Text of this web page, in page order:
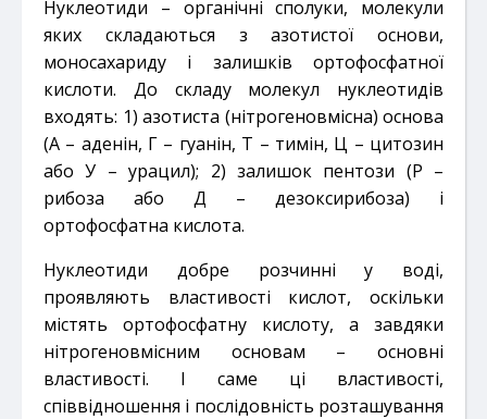
Нуклеотиди – органічні сполуки, молекули
яких складаються з азотистої основи,
моносахариду і залишків ортофосфатної
кислоти. До складу молекул нуклеотидів
входять: 1) азотиста (нітрогеновмісна) основа
(А – аденін, Г – гуанін, Т – тимін, Ц – цитозин
або У – урацил); 2) залишок пентози (Р –
рибоза або Д – дезоксирибоза) і
ортофосфатна кислота.
Нуклеотиди добре розчинні у воді,
проявляють властивості кислот, оскільки
містять ортофосфатну кислоту, а завдяки
нітрогеновмісним основам – основні
властивості. І саме ці властивості,
співвідношення і послідовність розташування